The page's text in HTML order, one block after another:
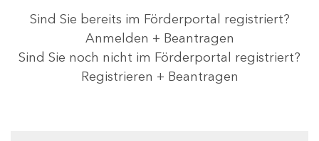
Sind Sie bereits im Förderportal registriert?
Anmelden + Beantragen
Sind Sie noch nicht im Förderportal registriert?
Registrieren + Beantragen